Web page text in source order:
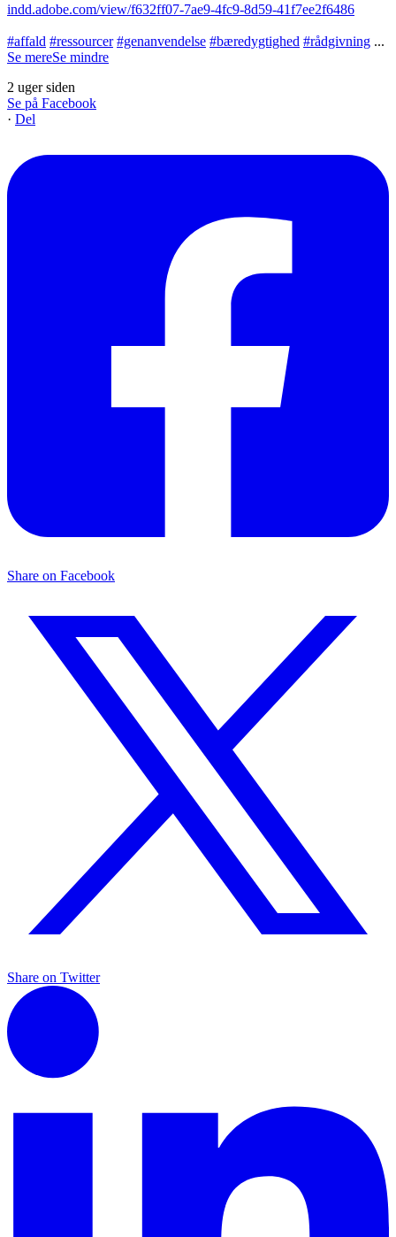
indd.adobe.com/view/f632ff07-7ae9-4fc9-8d59-41f7ee2f6486
#affald #ressourcer #genanvendelse #bæredygtighed #rådgivning ...
Se mereSe mindre
2 uger siden
Se på Facebook
· Del
Share on Facebook
Share on Twitter